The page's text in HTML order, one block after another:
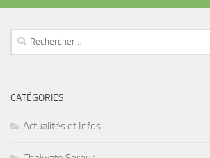
Rechercher :
CATÉGORIES
Actualités et Infos